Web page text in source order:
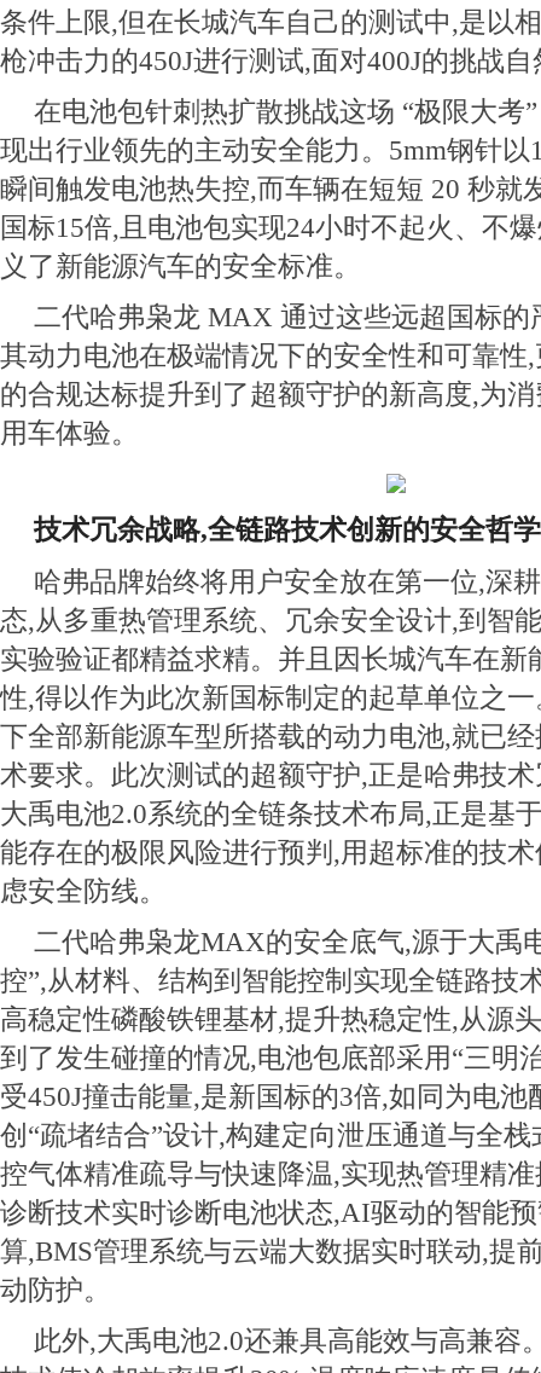
条件上限,但在长城汽车自己的测试中,是以
枪冲击力的450J进行测试,面对400J的挑战
在电池包针刺热扩散挑战这场 “极限大考
现出行业领先的主动安全能力。5mm钢针以
瞬间触发电池热失控,而车辆在短短 20 秒就
国标15倍,且电池包实现24小时不起火、不
义了新能源汽车的安全标准。
二代哈弗枭龙 MAX 通过这些远超国标的
其动力电池在极端情况下的安全性和可靠性
的合规达标提升到了超额守护的新高度,为
用车体验。
技术冗余战略,全链路技术创新的安全哲学
哈弗品牌始终将用户安全放在第一位,深
态,从多重热管理系统、冗余安全设计,到智
实验验证都精益求精。并且因长城汽车在新
性,得以作为此次新国标制定的起草单位之
下全部新能源车型所搭载的动力电池,就已
术要求。此次测试的超额守护,正是哈弗技
大禹电池2.0系统的全链条技术布局,正是基
能存在的极限风险进行预判,用超标准的技
虑安全防线。
二代哈弗枭龙MAX的安全底气,源于大禹
控”,从材料、结构到智能控制实现全链路技
高稳定性磷酸铁锂基材,提升热稳定性,从源
到了发生碰撞的情况,电池包底部采用“三明
受450J撞击能量,是新国标的3倍,如同为电池
创“疏堵结合”设计,构建定向泄压通道与全
控气体精准疏导与快速降温,实现热管理精
诊断技术实时诊断电池状态,AI驱动的智能
算,BMS管理系统与云端大数据实时联动,提
动防护。
此外,大禹电池2.0还兼具高能效与高兼容